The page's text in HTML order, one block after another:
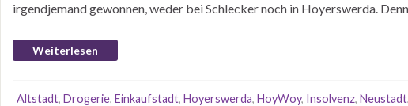
irgendjemand gewonnen, weder bei Schlecker noch in Hoyerswerda.
Weiterlesen
Altstadt, Drogerie, Einkaufstadt, Hoyerswerda, HoyWoy, Insolvenz, Neustadt,